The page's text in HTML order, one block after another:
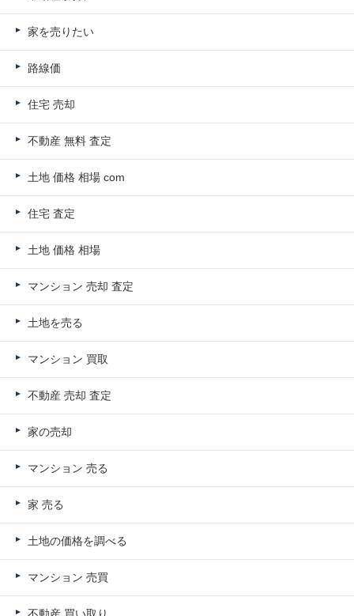
家を売りたい
路線価
住宅 売却
不動産 無料 査定
土地 価格 相場 com
住宅 査定
土地 価格 相場
マンション 売却 査定
土地を売る
マンション 買取
不動産 売却 査定
家の売却
マンション 売る
家 売る
土地の価格を調べる
マンション 売買